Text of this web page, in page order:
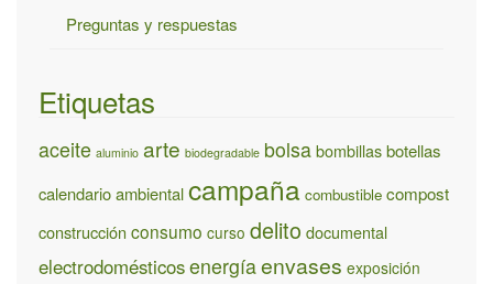
Preguntas y respuestas
Etiquetas
aceite aluminio arte biodegradable bolsabombillasbotellas
calendario ambientalcampaña combustible compost
construcción consumo curso delito documental
electrodomésticosenergíaenvases exposición